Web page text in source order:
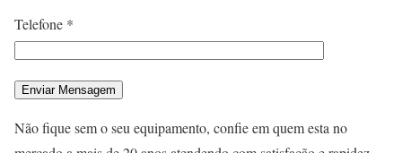
Telefone *
Não fique sem o seu equipamento, confie em quem esta no